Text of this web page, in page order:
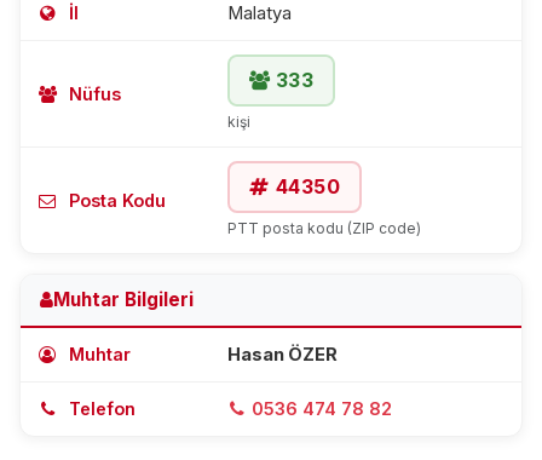
İl Malatya
Nüfus
333
kişi
Posta Kodu
44350
PTT posta kodu (ZIP code)
Muhtar Bilgileri
Muhtar Hasan ÖZER
Telefon 0536 474 78 82